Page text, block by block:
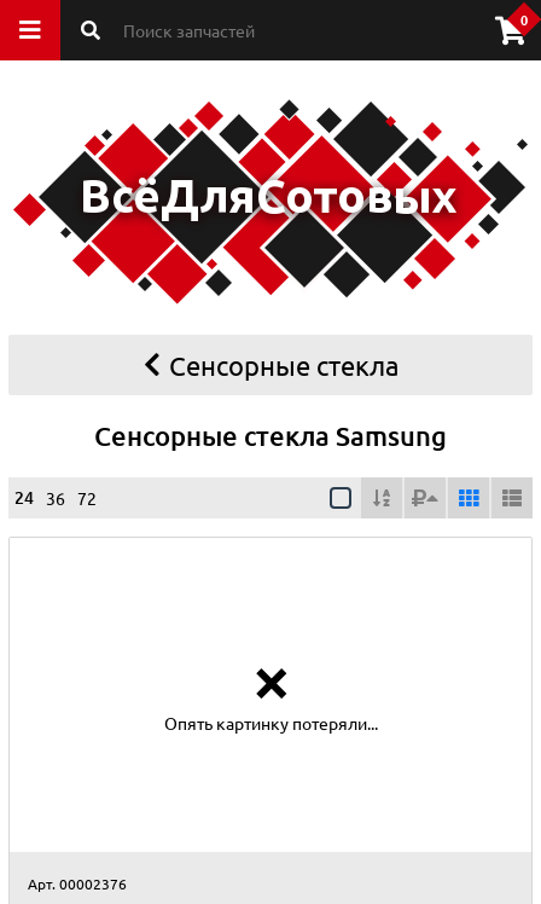
0
Сенсорные стекла
Сенсорные стекла Samsung
24 36 72
❌
Опять картинку потеряли...
Арт. 00002376